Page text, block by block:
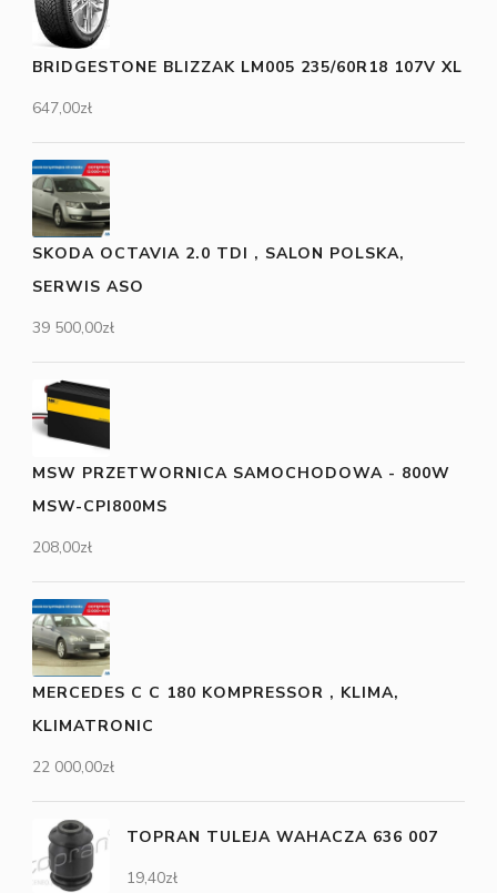
BRIDGESTONE BLIZZAK LM005 235/60R18 107V XL
647,00zł
SKODA OCTAVIA 2.0 TDI , SALON POLSKA,
SERWIS ASO
39 500,00zł
MSW PRZETWORNICA SAMOCHODOWA - 800W
MSW-CPI800MS
208,00zł
MERCEDES C C 180 KOMPRESSOR , KLIMA,
KLIMATRONIC
22 000,00zł
TOPRAN TULEJA WAHACZA 636 007
19,40zł